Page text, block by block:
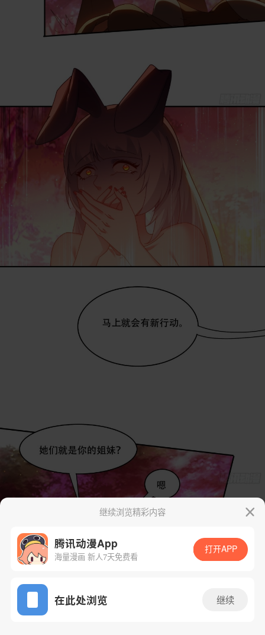
App免费看
继续浏览精彩内容
腾讯动漫App
海量漫画 新人7天免费看
打开APP
在此处浏览 继续